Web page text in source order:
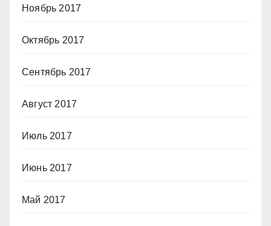
Ноябрь 2017
Октябрь 2017
Сентябрь 2017
Август 2017
Июль 2017
Июнь 2017
Май 2017